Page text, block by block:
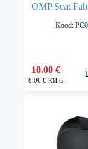
OMP Seat
Kood:
10.00€
8.06€ KM-ta